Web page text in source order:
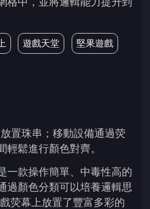
遊戲天堂 堅果遊戲
置珠串；移動設備通過荧
輕鬆進行顏色對齊。
一款操作簡單、中毒性高的
過顏色分類可以培養邏輯思
荧幕上放置了豐富多彩的